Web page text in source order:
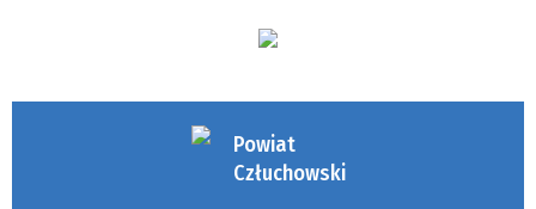
Powiat
Człuchowski